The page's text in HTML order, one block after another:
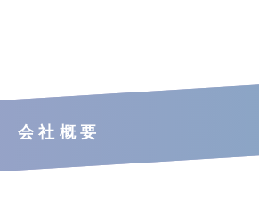
会社概要